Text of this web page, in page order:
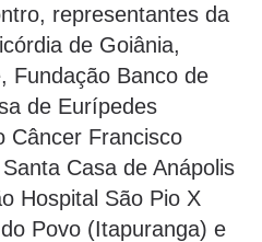
representantes da
de Goiânia,
Fundação Banco de
de Eurípedes
Câncer Francisco
Casa de Anápolis
Hospital São Pio X
Povo (Itapuranga) e